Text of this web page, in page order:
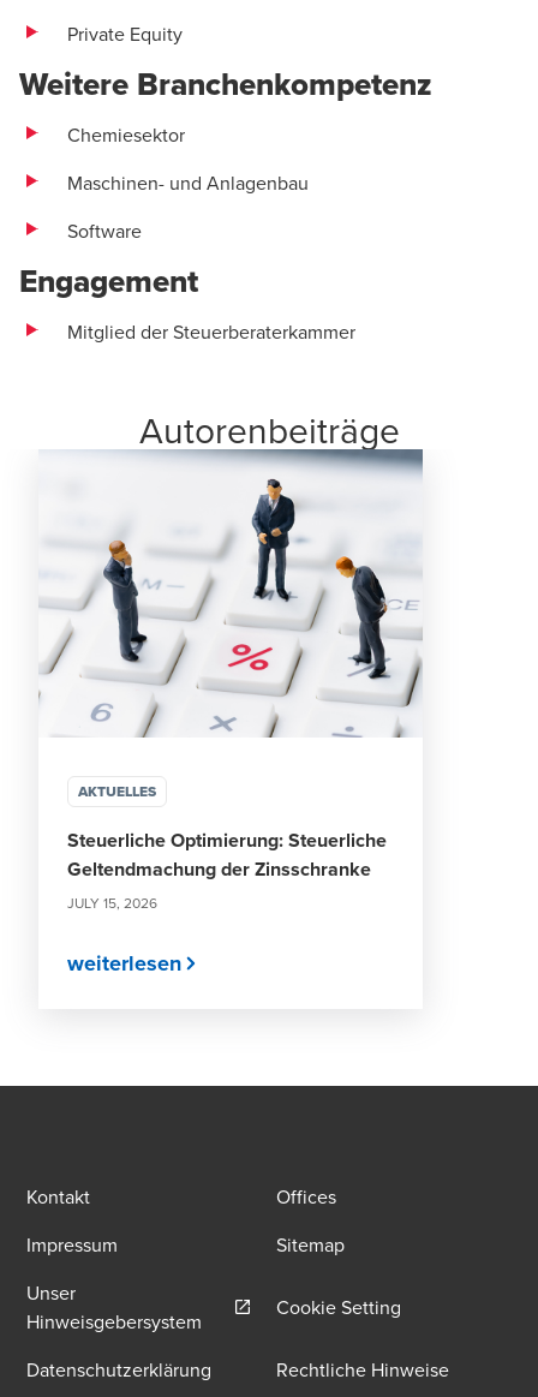
Private Equity
Weitere Branchenkompetenz
Chemiesektor
Maschinen- und Anlagenbau
Software
Engagement
Mitglied der Steuerberaterkammer
Autorenbeiträge
AKTUELLES
Steuerliche Optimierung: Steuerliche
Geltendmachung der Zinsschranke
JULY 15, 2026
weiterlesen
Kontakt
Offices
Impressum
Sitemap
Unser
Hinweisgebersystem Opens in a new window/tab
Cookie Setting
Datenschutzerklärung
Rechtliche Hinweise